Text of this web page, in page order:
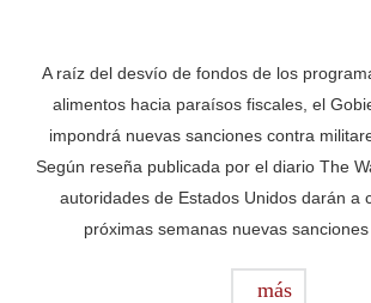
A raíz del desvío de fondos de los
alimentos hacia paraísos fiscales, el
impondrá nuevas sanciones contra
Según reseña publicada por el diario The
autoridades de Estados Unidos darán a
próximas semanas nuevas
más